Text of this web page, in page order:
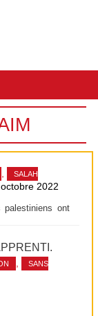
,
SALAH
2022
palestiniens ont
,
SANS